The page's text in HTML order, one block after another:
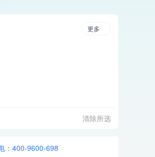
更多
清除所选
：400-9600-698